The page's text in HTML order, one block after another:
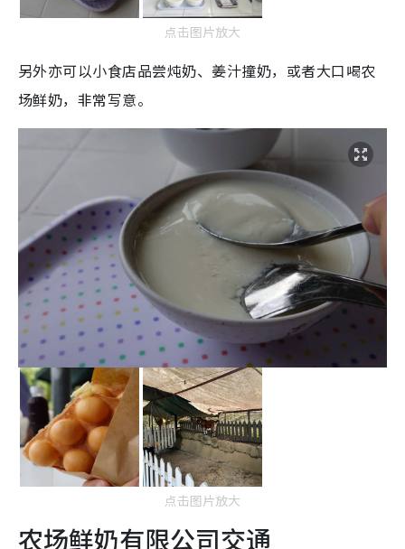
点击图片放大
另外亦可以小食店品尝炖奶、姜汁撞奶，或者大口喝农
场鲜奶，非常写意。
点击图片放大
农场鲜奶有限公司交通